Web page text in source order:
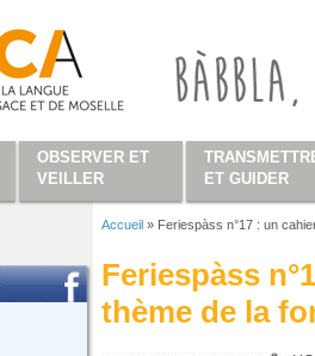
Accueil » Feriespàss n°17 : un
Feriespàss
thème de la
OBSERVER ET
VEILLER
ET GUIDER